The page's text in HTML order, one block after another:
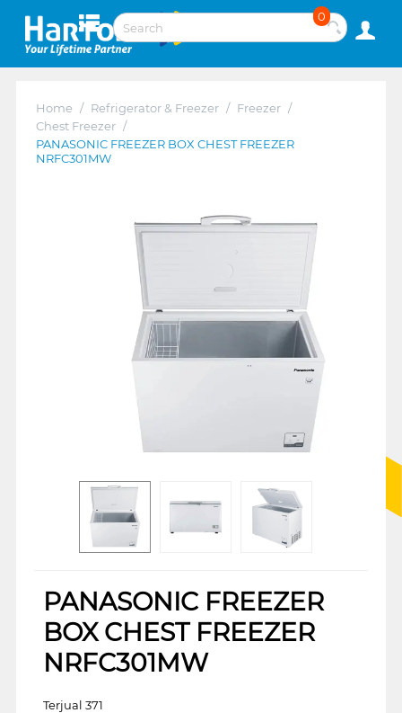
0
Home / Refrigerator & Freezer / Freezer /
Chest Freezer /
PANASONIC FREEZER BOX CHEST FREEZER
NRFC301MW
PANASONIC FREEZER
BOX CHEST FREEZER
NRFC301MW
Terjual 371